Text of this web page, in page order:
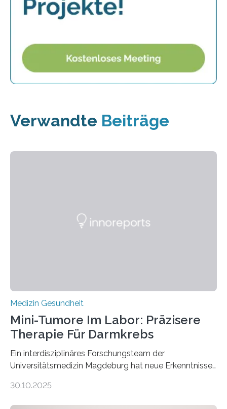
Verwandte Beiträge
Medizin Gesundheit
Mini-Tumore Im Labor: Präzisere
Therapie Für Darmkrebs
Ein interdisziplinäres Forschungsteam der
Universitätsmedizin Magdeburg hat neue Erkenntnisse
behandelt werden kann. In ihrer aktuellen Studie,
30.10.2025